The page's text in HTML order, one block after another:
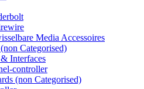
Media Accessoires
Categorised)
Interfaces
controller
(non Categorised)